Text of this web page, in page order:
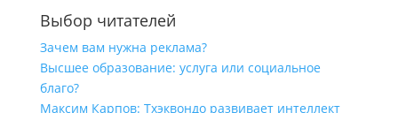
Выбор читателей
Зачем вам нужна реклама?
Высшее образование: услуга или социальное
благо?
Максим Карпов: Тхэквондо развивает интеллект